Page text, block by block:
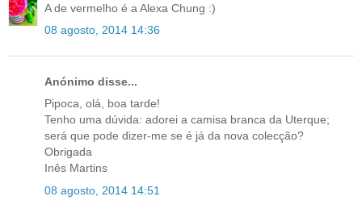
A de vermelho é a Alexa Chung :)
08 agosto, 2014 14:36
Anónimo disse...
Pipoca, olá, boa tarde!
Tenho uma dúvida: adorei a camisa branca da Uterque;
será que pode dizer-me se é já da nova colecção?
Obrigada
Inês Martins
08 agosto, 2014 14:51